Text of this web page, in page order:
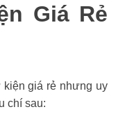
Giá Rẻ
giá rẻ nhưng uy
chí sau: